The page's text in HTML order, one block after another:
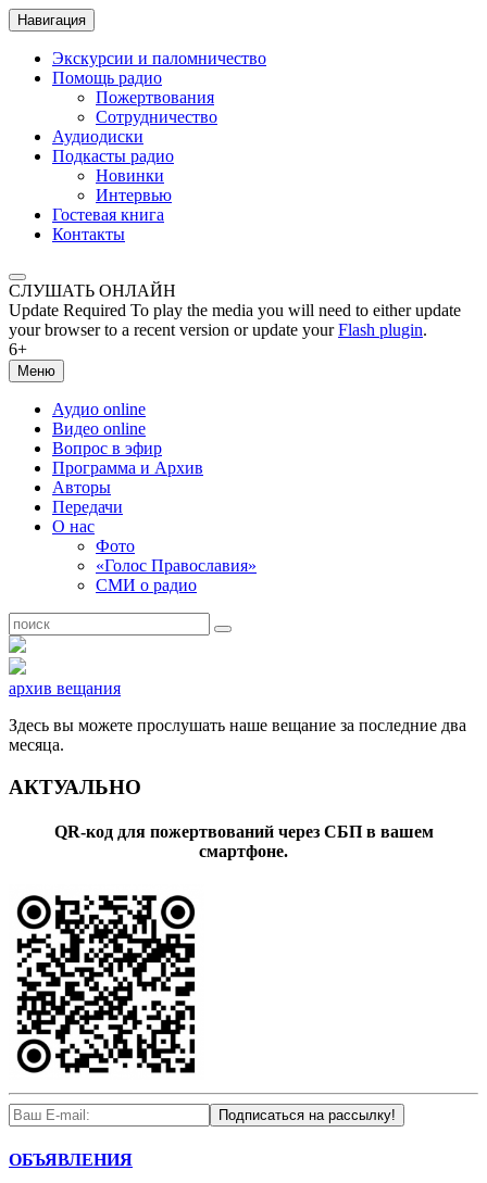
Навигация
Экскурсии и паломничество
Помощь радио
Пожертвования
Сотрудничество
Аудиодиски
Подкасты радио
Новинки
Интервью
Гостевая книга
Контакты
СЛУШАТЬ ОНЛАЙН
Update Required To play the media you will need to either update
your browser to a recent version or update yourFlash plugin.
6+
Меню
Аудио online
Видео online
Вопрос в эфир
Программа и Архив
Авторы
Передачи
О нас
Фото
«Голос Православия»
СМИ о радио
архив вещания
Здесь вы можете прослушать наше вещание за последние два
месяца.
АКТУАЛЬНО
QR-код для пожертвований через СБП в вашем
смартфоне.
ОБЪЯВЛЕНИЯ